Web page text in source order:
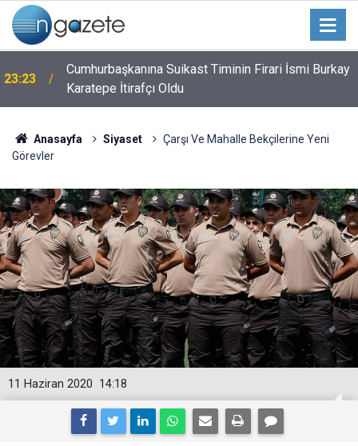
23:23
Cumhurbaşkanına Suikast Timinin Firari İsmi Burkay
Karatepe İtirafçı Oldu
Anasayfa Siyaset
Çarşı Ve Mahalle Bekçilerine Yeni
Görevler
14:18
11 Haziran 2020